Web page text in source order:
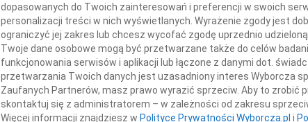
Z głębokim żalem przyjęliśmy wiadomość o śmierci
dopasowanych do Twoich zainteresowań i preferencji w swoich
personalizacji treści w nich wyświetlanych. Wyrażenie zgody jest
ograniczyć jej zakres lub chcesz wycofać zgodę uprzednio
Twoje dane osobowe mogą być przetwarzane także do celów
funkcjonowania serwisów i aplikacji lub łączone z danymi dot.
przetwarzania Twoich danych jest uzasadniony interes Wyborcza sp.
Zaufanych Partnerów, masz prawo wyrazić sprzeciw. Aby to zrobić
skontaktuj się z administratorem – w zależności od zakresu
Więcej informacji znajdziesz w Polityce Prywatności Wyborcza.pl i